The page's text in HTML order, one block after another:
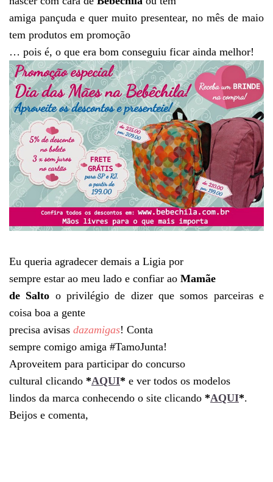
amiga pançuda e quer muito presentear, no mês de maio
tem produtos em promoção
… pois é, o que era bom conseguiu ficar ainda melhor!
Eu queria agradecer demais a Ligia por
sempre estar ao meu lado e confiar ao Mamãe
de Salto o privilégio de dizer que somos parceiras e
coisa boa a gente
precisa avisas dazamigas! Conta
sempre comigo amiga #TamoJunta!
Aproveitem para participar do concurso
cultural clicando *AQUI* e ver todos os modelos
lindos da marca conhecendo o site clicando *AQUI*.
Beijos e comenta,